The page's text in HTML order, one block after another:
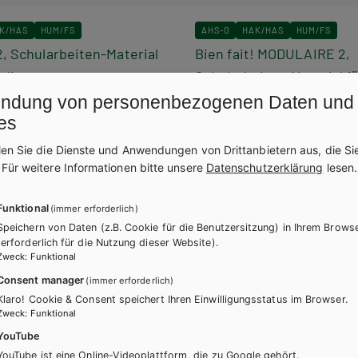
HAS HUM/FS
Schularbeiten-Material
innen
E-Book
Book Solo
E-BOOK+
Übungsschularbeiten
AHS-O HAK/HAS HUM/FS
Bien fait! MODULAIRE 2,
Schularbeiten-Material
Lehrer/innen mit CD-ROM
Lehrbuch E-Book Solo
Arbeitsbuch + E-Book
Arbeitsbuch E-Book Solo
Arbeitsbuch E-BOOK+ Solo
von personenbezogenen Daten und
Sie die Dienste und Anwendungen von Drittanbietern aus, die
Für weitere Informationen bitte unsere Datenschutzerklärung lesen.
(immer erforderlich)
von Daten (z.B. Cookie für die Benutzersitzung) in Ihrem
für die Nutzung dieser Website).
: Funktional
manager (immer erforderlich)
Cookie & Consent speichert Ihren Einwilligungsstatus im Browser.
: Funktional
ist eine Online-Videoplattform, die zu Google gehört.